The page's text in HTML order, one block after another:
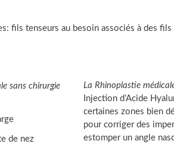
fils tenseurs au besoin associés à des fils
sans chirurgie
de nez
La Rhinoplastie
Injection d’Acide
certaines zones bien
pour corriger des
estomper un angle